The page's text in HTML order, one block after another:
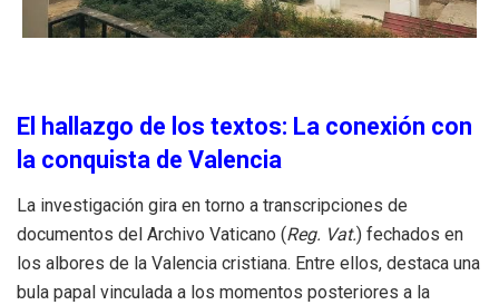
El hallazgo de los textos: La conexión con
la conquista de Valencia
La investigación gira en torno a transcripciones de
documentos del Archivo Vaticano (Reg. Vat.) fechados en
los albores de la Valencia cristiana. Entre ellos, destaca una
bula papal vinculada a los momentos posteriores a la